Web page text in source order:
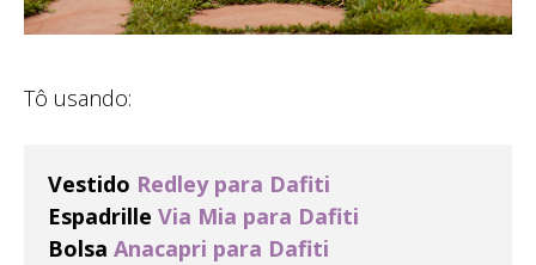
Tô usando:
Vestido Redley para Dafiti
Espadrille Via Mia para Dafiti
Bolsa Anacapri para Dafiti